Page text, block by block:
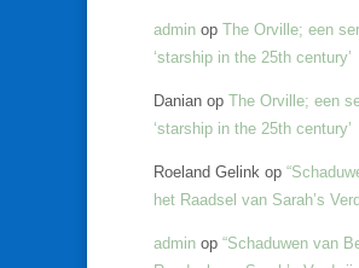
admin op The Orville; een
‘starship in the 25th century’
Danian op The Orville; een
‘starship in the 25th century’
Roeland Gelink op
het Raadsel van Sarah’s
admin op “Schaduwen van